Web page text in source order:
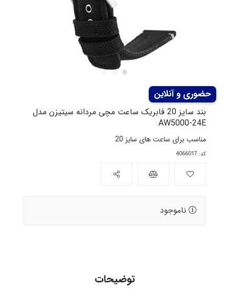
بند سایز 20 فابریک ساعت مچی مردانه سیتیزن مدل
AW5000-24E
مناسب برای ساعت های سایز 20
کد: 4066017
ناموجود
توضیحات